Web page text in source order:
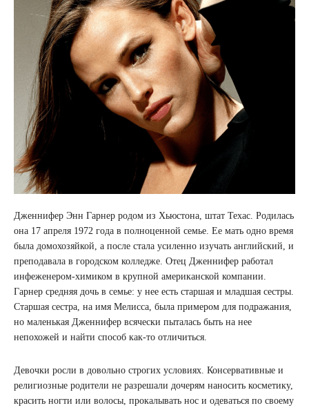
Дженнифер Энн Гарнер родом из Хьюстона, штат Техас. Родилась
она 17 апреля 1972 года в полноценной семье. Ее мать одно время
была домохозяйкой, а после стала усиленно изучать английский, и
преподавала в городском колледже. Отец Дженнифер работал
инфеженером-химиком в крупной американской компании.
Гарнер средняя дочь в семье: у нее есть старшая и младшая сестры.
Старшая сестра, на имя Мелисса, была примером для подражания,
но маленькая Дженнифер всячески пыталась быть на нее
непохожей и найти способ как-то отличиться.
Девочки росли в довольно строгих условиях. Консервативные и
религиозные родители не разрешали дочерям наносить косметику,
красить ногти или волосы, прокалывать нос и одеваться по своему